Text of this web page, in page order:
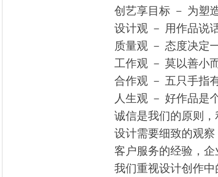
创艺享目标 － 为塑
设计观 － 用作品说
质量观 － 态度决定
工作观 － 莫以善小
合作观 － 五只手指
人生观 － 好作品是
诚信是我们的原则
设计需要细致的观察
客户服务的经验，
我们重视设计创作